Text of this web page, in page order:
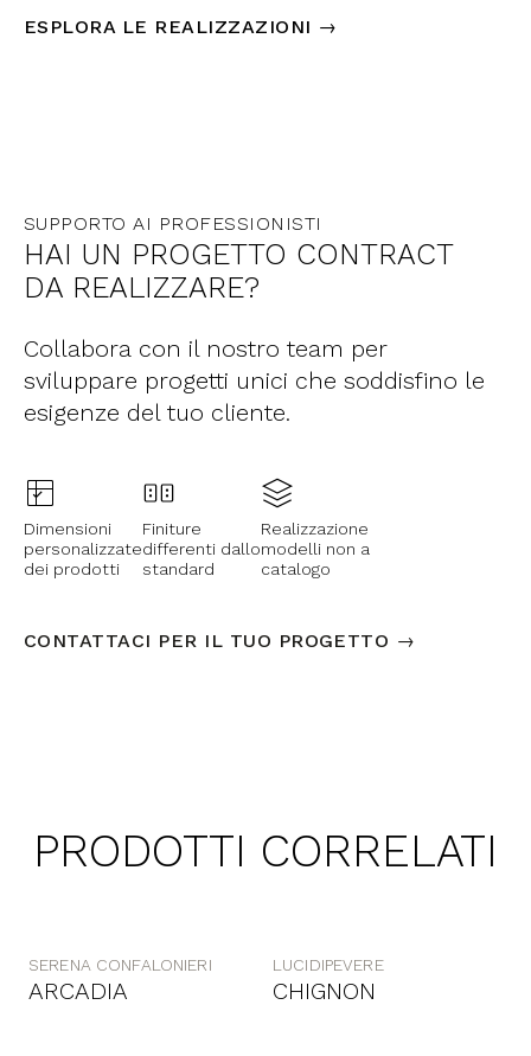
ESPLORA LE REALIZZAZIONI →
SUPPORTO AI PROFESSIONISTI
HAI UN PROGETTO CONTRACT
DA REALIZZARE?
Collabora con il nostro team per
sviluppare progetti unici che soddisfino le
esigenze del tuo cliente.
Dimensioni
personalizzate
dei prodotti
Finiture
differenti dallo
standard
Realizzazione
modelli non a
catalogo
CONTATTACI PER IL TUO PROGETTO →
PRODOTTI CORRELATI
SERENA CONFALONIERI
ARCADIA
LUCIDIPEVERE
CHIGNON